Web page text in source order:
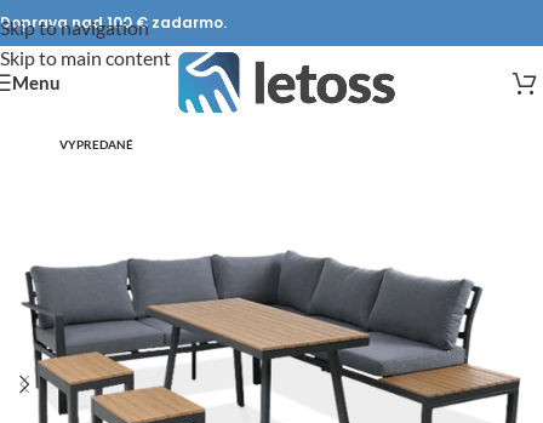
Skip to navigation
Skip to main content
Doprava nad 100 € zadarmo.
Menu
VYPREDANÉ